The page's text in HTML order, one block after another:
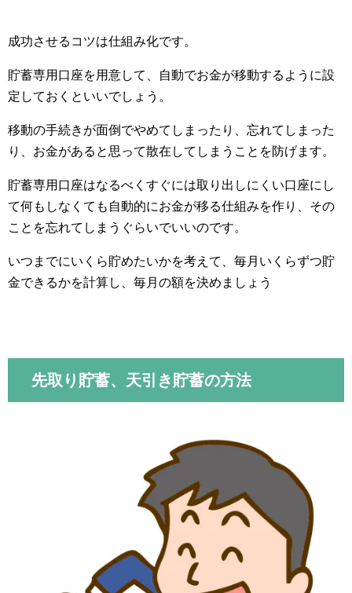
成功させるコツは仕組み化です。
貯蓄専用口座を用意して、自動でお金が移動するように設
定しておくといいでしょう。
移動の手続きが面倒でやめてしまったり、忘れてしまった
り、お金があると思って散在してしまうことを防げます。
貯蓄専用口座はなるべくすぐには取り出しにくい口座にし
て何もしなくても自動的にお金が移る仕組みを作り、その
ことを忘れてしまうぐらいでいいのです。
いつまでにいくら貯めたいかを考えて、毎月いくらずつ貯
金できるかを計算し、毎月の額を決めましょう
先取り貯蓄、天引き貯蓄の方法